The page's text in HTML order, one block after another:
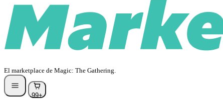
El marketplace de Magic: The Gathering.
99+